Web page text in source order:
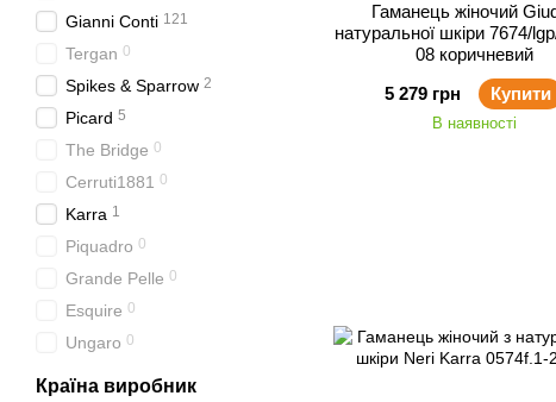
Гаманець жіночий
натуральної шкіри 7674/
08 коричневий
5 279 грн
Купити
В наявності
Gianni Conti 121
Tergan 0
Spikes & Sparrow 2
Picard 5
The Bridge 0
Cerruti1881 0
Karra 1
Piquadro 0
Grande Pelle 0
Esquire 0
Ungaro 0
Країна виробник